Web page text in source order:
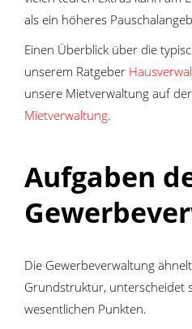
als ein höheres
Einen Überblick über die
unserem Ratgeber
unsere Mietverwaltung auf der
Mietverwaltung.
Aufgaben
Die Gewerbeverwaltung
Grundstruktur, unterscheidet
wesentlichen Punkten.